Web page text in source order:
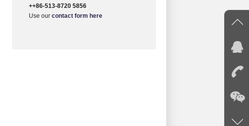
++86-513-8720 5856
Use our contact form here